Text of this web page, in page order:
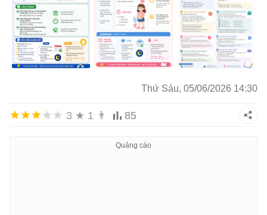
Thứ Sáu, 05/06/2026 14:30
3 ★ 1 👨 85